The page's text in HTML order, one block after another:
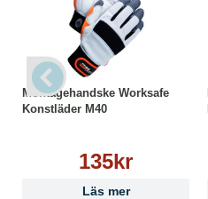
Montagehandske Worksafe
Konstläder M40
135kr
Läs mer